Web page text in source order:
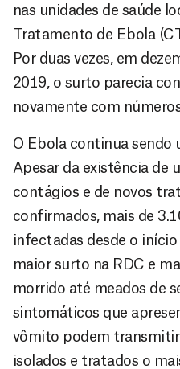
nas unidades de saúde
Tratamento de Ebola
Por duas vezes, em
2019, o surto parecia
novamente com
O Ebola continua sendo
Apesar da existência de
contágios e de novos
confirmados, mais de
infectadas desde o
maior surto na RDC e
morrido até meados de
sintomáticos que
vômito podem transmitir
isolados e tratados o